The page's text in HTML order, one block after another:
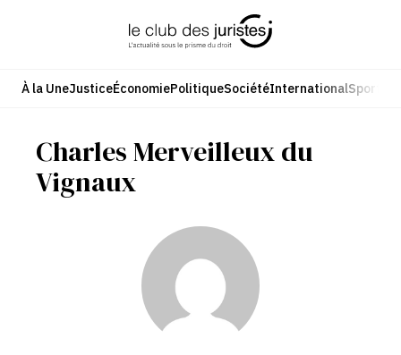
À la UneJusticeÉconomiePolitiqueSociétéInternationalSport
Charles Merveilleux du
Vignaux